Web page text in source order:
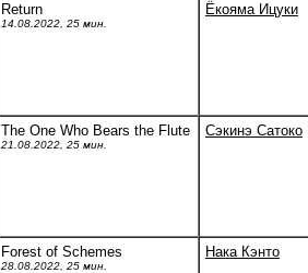
Return
14.08.2022, 25 мин.
Ёкояма Ицуки
The One Who Bears the Flute
21.08.2022, 25 мин.
Сэкинэ Сатоко
Forest of Schemes
28.08.2022, 25 мин.
Нака Кэнто